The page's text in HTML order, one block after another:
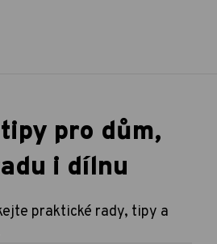
pro dům,
i dílnu
praktické rady, tipy a